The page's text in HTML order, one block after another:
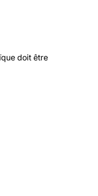
doit être